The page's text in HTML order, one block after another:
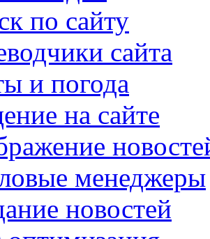
по сайту
сайта
и погода
на сайте
менеджеры
новостей